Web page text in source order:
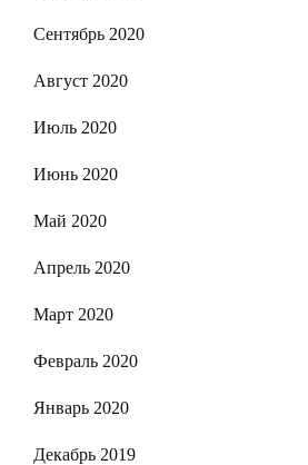
Сентябрь 2020
Август 2020
Июль 2020
Июнь 2020
Май 2020
Апрель 2020
Март 2020
Февраль 2020
Январь 2020
Декабрь 2019